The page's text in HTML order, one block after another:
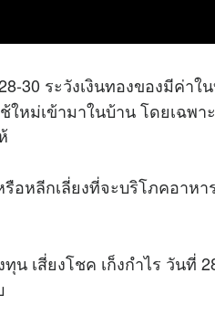
ระวังเงินทองของมีค่าใ
ใหม่เข้ามาในบ้าน โดยเฉพ
กเลี่ยงที่จะบริโภคอาหาร
เสี่ยงโชค เก็งกำไร วันที่
อบ